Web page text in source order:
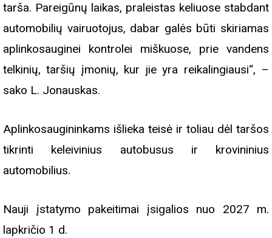
tarša. Pareigūnų laikas, praleistas keliuose stabdant
automobilių vairuotojus, dabar galės būti skiriamas
aplinkosauginei kontrolei miškuose, prie vandens
telkinių, taršių įmonių, kur jie yra reikalingiausi“, –
sako L. Jonauskas.
Aplinkosaugininkams išlieka teisė ir toliau dėl taršos
tikrinti keleivinius autobusus ir krovininius
automobilius.
Nauji įstatymo pakeitimai įsigalios nuo 2027 m.
lapkričio 1 d.